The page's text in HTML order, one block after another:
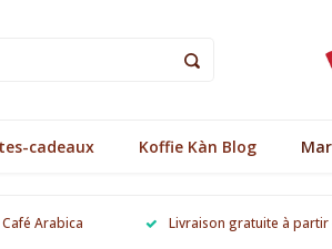
cadeaux Koffie Kàn Blog
Arabica Livraison gratuite à partir